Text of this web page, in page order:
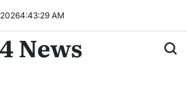
4:43:31 AM
News